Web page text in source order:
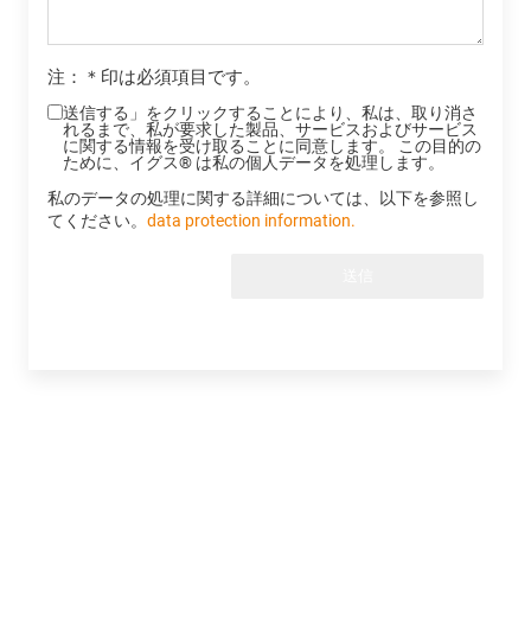
注：＊印は必須項目です。
送信する」をクリックすることにより、私は、取り消さ
れるまで、私が要求した製品、サービスおよびサービス
に関する情報を受け取ることに同意します。 この目的の
ために、イグス® は私の個人データを処理します。
私のデータの処理に関する詳細については、以下を参照し
てください。 data protection information.